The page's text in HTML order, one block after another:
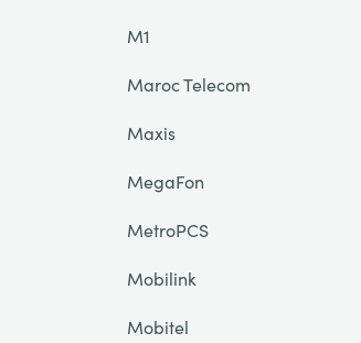
M1
Maroc Telecom
Maxis
MegaFon
MetroPCS
Mobilink
Mobitel